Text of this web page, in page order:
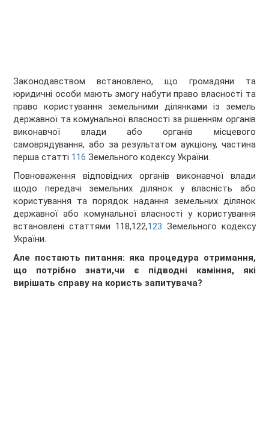
Законодавством встановлено, що громадяни та
юридичні особи мають змогу набути право власності та
право користування земельними ділянками із земель
державної та комунальної власності за рішенням органів
виконавчої влади або органів місцевого
самоврядування, або за результатом аукціону, частина
перша статті 116 Земельного кодексу України.
Повноваження відповідних органів виконавчої влади
щодо передачі земельних ділянок у власність або
користування та порядок надання земельних ділянок
державної або комунальної власності у користування
встановлені статтями 118,122,123 Земельного кодексу
України.
Але постають питання: яка процедура отримання,
що потрібно знати,чи є підводні каміння, які
вирішать справу на користь запитувача?